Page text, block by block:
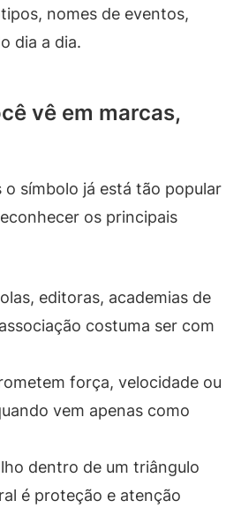
nomes de eventos,
dia a dia.
vê em marcas,
símbolo já está tão popular
os principais
editoras, academias de
costuma ser com
força, velocidade ou
vem apenas como
dentro de um triângulo
é proteção e atenção